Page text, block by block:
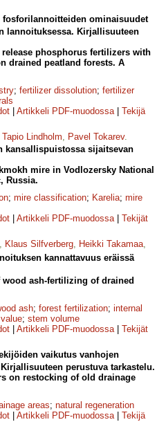
fosforilannoitteiden ominaisuudet
lannoituksessa. Kirjallisuuteen
phosphorus fertilizers with
drained peatland forests. A
; fertilizer dissolution; fertilizer
Artikkeli PDF-muodossa| Tekijä
Tapio Lindholm, Pavel Tokarev.
kansallispuistossa sijaitsevan
mire in Vodlozersky National
Russia.
; mire classification; Karelia; mire
Artikkeli PDF-muodossa| Tekijät
, Klaus Silfverberg, Heikki Takamaa,
kannattavuus eräissä
ash-fertilizing of drained
ash; forest fertilization; internal
; stem volume
Artikkeli PDF-muodossa| Tekijät
vaikutus vanhojen
perustuva tarkastelu.
on restocking of old drainage
areas; natural regeneration
Artikkeli PDF-muodossa| Tekijä